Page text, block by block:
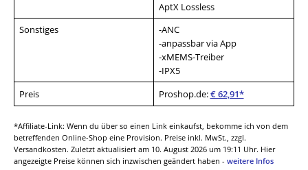
AptX Lossless
Sonstiges
-ANC
-anpassbar via App
-xMEMS-Treiber
-IPX5
Preis
Proshop.de:€ 62,91*
*Affiliate-Link: Wenn du über so einen Link einkaufst, bekomme ich von dem
betreffenden Online-Shop eine Provision. Preise inkl. MwSt., zzgl.
Versandkosten. Zuletzt aktualisiert am 10. August 2026 um 19:11 Uhr. Hier
angezeigte Preise können sich inzwischen geändert haben - weitere Infos